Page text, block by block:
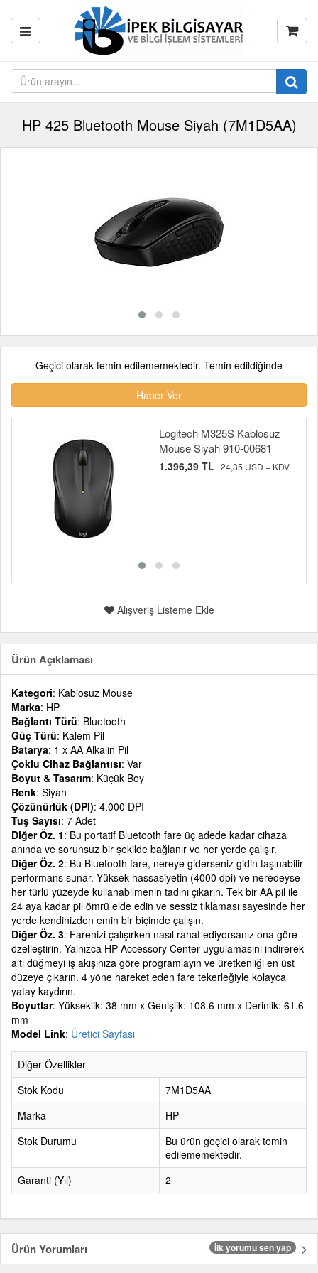
HP 425 Bluetooth Mouse Siyah (7M1D5AA)
Geçici olarak temin edilememektedir. Temin edildiğinde
Haber Ver
Logitech M325S Kablosuz
Mouse Siyah 910-00681
1.396,39 TL 24,35 USD + KDV
Alışveriş Listeme Ekle
Ürün Açıklaması
Kategori: Kablosuz Mouse
Marka: HP
Bağlantı Türü: Bluetooth
Güç Türü: Kalem Pil
Batarya: 1 x AA Alkalin Pil
Çoklu Cihaz Bağlantısı: Var
Boyut & Tasarım: Küçük Boy
Renk: Siyah
Çözünürlük (DPI): 4.000 DPI
Tuş Sayısı: 7 Adet
Diğer Öz. 1: Bu portatif Bluetooth fare üç adede kadar cihaza
anında ve sorunsuz bir şekilde bağlanır ve her yerde çalışır.
Diğer Öz. 2: Bu Bluetooth fare, nereye giderseniz gidin taşınabilir
performans sunar. Yüksek hassasiyetin (4000 dpi) ve neredeyse
her türlü yüzeyde kullanabilmenin tadını çıkarın. Tek bir AA pil ile
24 aya kadar pil ömrü elde edin ve sessiz tıklaması sayesinde her
yerde kendinizden emin bir biçimde çalışın.
Diğer Öz. 3: Farenizi çalışırken nasıl rahat ediyorsanız ona göre
özelleştirin. Yalnızca HP Accessory Center uygulamasını indirerek
altı düğmeyi iş akışınıza göre programlayın ve üretkenliği en üst
düzeye çıkarın. 4 yöne hareket eden fare tekerleğiyle kolayca
yatay kaydırın.
Boyutlar: Yükseklik: 38 mm x Genişlik: 108.6 mm x Derinlik: 61.6
mm
Model Link: Üretici Sayfası
Diğer Özellikler
Stok Kodu
7M1D5AA
Marka
HP
Stok Durumu
Bu ürün geçici olarak temin
edilememektedir.
Garanti (Yıl)
2
Ürün Yorumları İlk yorumu sen yap